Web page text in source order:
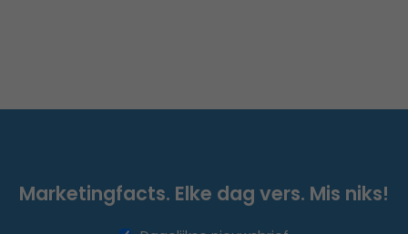
Marketingfacts. Elke dag vers. Mis niks!